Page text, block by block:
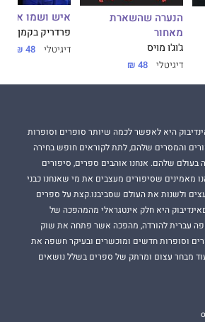
הנערה שהשארת
מאחור
ג'וג'ו מויס
דיגיטלי 48 ₪
איש ושמו אובה
פרדריק בקמן
דיגיטלי 48 ₪
היא לאפשר לכמה שיותר סופרים וסופרות
והמסרים שלהם, לתת לקוראים חופש בחירה
בעולם שלהם. אנחנו אוהבים ספרים, סיפורים
מאמינים שסיפורים מעצבים את מי שאנחנו כבני
ולשנות את העולם שסביבנו.קצת על ספרים
היא חלק אינטגראלי מהמהפכה של
עברית להורדה, מהפכה אשר פתחה את שוק
וסופרות חדשים ומוכשרים ובעיקר חשפה את
מבחר עצום ומרתק של ספרים בשלל נושאים